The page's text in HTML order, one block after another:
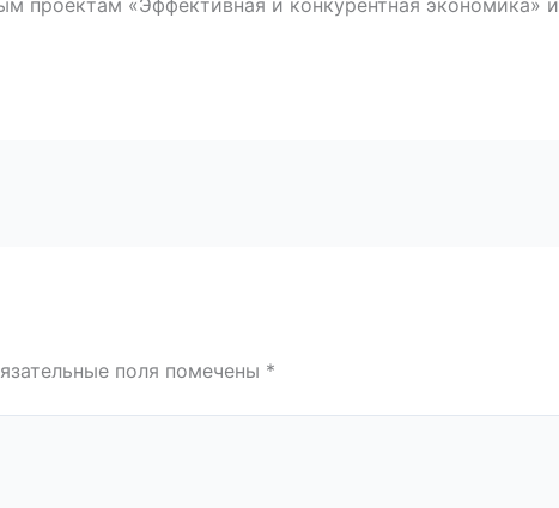
проектам «Эффективная и конкурентная экономика» и
поля помечены *